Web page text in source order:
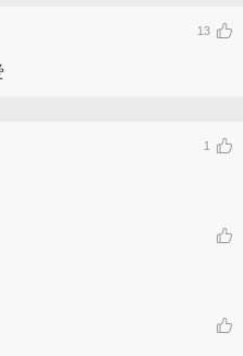
13
1